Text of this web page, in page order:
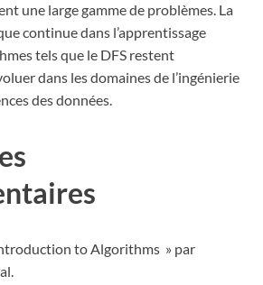
une large gamme de problèmes. La
continue dans l’apprentissage
tels que le DFS restent
dans les domaines de l’ingénierie
des données.
to Algorithms » par